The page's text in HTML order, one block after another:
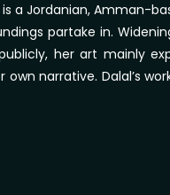
is a Jordanian, Amman-
partake in.
her art mainly
own narrative. Dalal’s